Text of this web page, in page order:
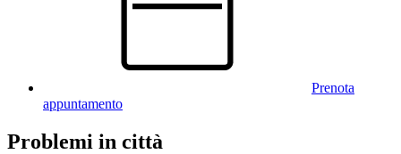
Prenota
appuntamento
Problemi in città